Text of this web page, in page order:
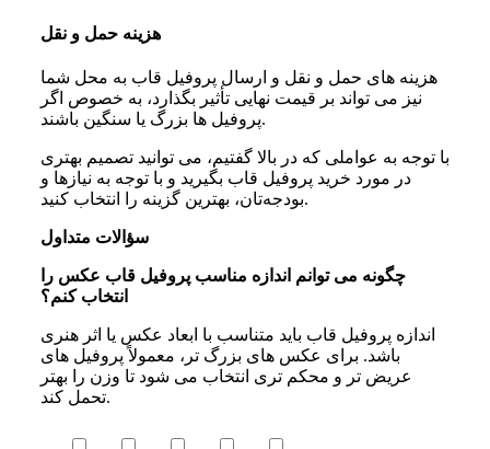
هزینه حمل و نقل
هزینه‌ های حمل و نقل و ارسال پروفیل قاب به محل شما
نیز می ‌تواند بر قیمت نهایی تأثیر بگذارد، به خصوص اگر
پروفیل ‌ها بزرگ یا سنگین باشند.
با توجه به عواملی که در بالا گفتیم، می‌ توانید تصمیم بهتری
در مورد خرید پروفیل قاب بگیرید و با توجه به نیازها و
بودجه‌تان، بهترین گزینه را انتخاب کنید.
سؤالات متداول
چگونه می توانم اندازه مناسب پروفیل قاب عکس را
انتخاب کنم؟
اندازه پروفیل قاب باید متناسب با ابعاد عکس یا اثر هنری
باشد. برای عکس ‌های بزرگ ‌تر، معمولاً پروفیل‌ های
عریض ‌تر و محکم‌ تری انتخاب می‌ شود تا وزن را بهتر
تحمل کند.